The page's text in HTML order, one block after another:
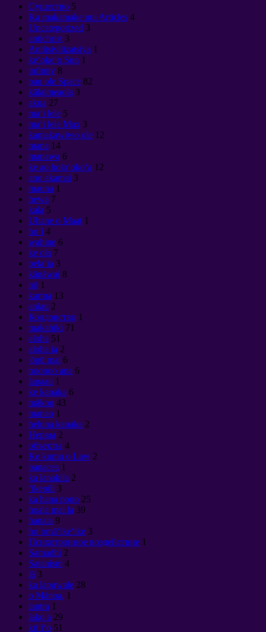
Cущество 5
Ka makamake nui Articles 4
Uncategorized 3
antichrist 3
Antitsivilizatsiya 1
keʻokeʻo Sun 1
infinity 8
pau ole Space 82
kālaimeaola 3
akua 27
maʻi lele 5
maʻi lele Max 3
kamakawiwo ole 12
mana 14
manawa 6
ke ao holoʻokoʻa 12
ano akamai 3
mauna 1
hewa 7
kala 5
Uhane o Maat 1
hoʻi 4
wahine 6
ke ola 7
pelaʻia 3
kānāwai 8
nō 1
karma 13
aniau 2
Колдовство 1
makahiki 71
aloha 51
aloha ia 2
'ōpū mai 6
noonoo ana 6
lapaau 1
ke kanaka 6
mākou 43
manao 1
heluna kanaka 2
Нервы 2
объекты 4
Ke kumu o Law 2
panacea 1
ka lanakila 2
ʻikepili 3
ka hana pono 25
hoala mai la 39
hanaia 9
hoʻomāʻikeʻike 3
Психотронное воздействие 1
Samadhi 2
Satanism 4
lā 3
ka lapuwale 28
o Mānoa, 1
tantra 1
lako a 29
kūʻiʻo 51